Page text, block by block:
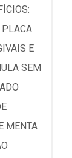
E
SEM
MENTA